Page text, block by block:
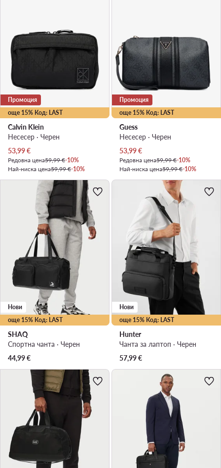
още 15% Код: LAST
Промоция
Calvin Klein
Несесер · Черен
Актуална цена
53,99€
Редовна цена59,99 €-10%
Най-ниска цена59,99 €-10%
още 15% Код: LAST
Промоция
Guess
Несесер · Черен
Актуална цена
53,99€
Редовна цена59,99 €-10%
Най-ниска цена59,99 €-10%
още 15% Код: LAST
Нови
SHAQ
Спортна чанта · Черен
44,99€
още 15% Код: LAST
Нови
Hunter
Чанта за лаптоп · Черен
57,99€